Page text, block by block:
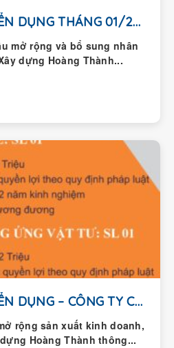
THÔNG BÁO TUYỂN DỤNG THÁNG 01/2026
mở rộng và bổ sung nhân
dựng Hoàng Thành...
THÔNG BÁO TUYỂN DỤNG – CÔNG TY CỔ...
rộng sản xuất kinh doanh,
Hoàng Thành thông...